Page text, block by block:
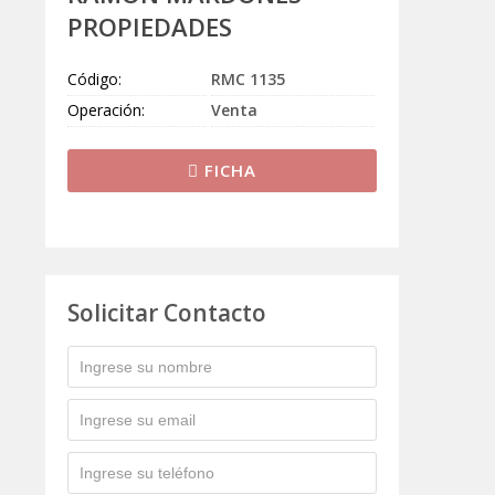
PROPIEDADES
Código:
RMC 1135
Operación:
Venta
FICHA
Solicitar Contacto